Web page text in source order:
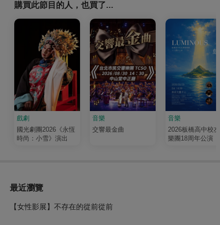
購買此節目的人，也買了...
戲劇
國光劇團2026《永恆
時尚：小雪》演出
音樂
交響最金曲
音樂
2026板橋高中校
樂團18周年公演
最近瀏覽
【女性影展】不存在的從前從前